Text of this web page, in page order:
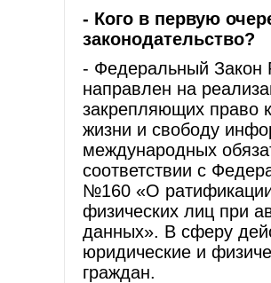
- Кого в первую
законодательство?
- Федеральный
направлен на
закрепляющих право
жизни и свободу
международных
соответствии с
№160 «О
физических лиц при
данных». В сферу
юридические и
граждан.